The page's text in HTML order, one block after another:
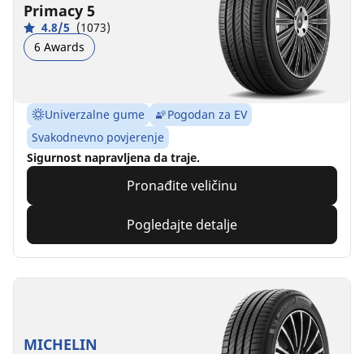
Primacy 5
4.8/5 (1073)
6 Awards
Univerzalne gume
Pogodan za EV
Svakodnevno povjerenje
Sigurnost napravljena da traje.
Pronađite veličinu
Pogledajte detalje
MICHELIN